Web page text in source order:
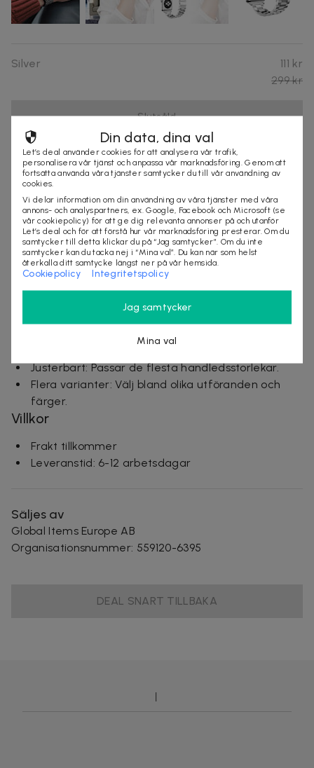
Silver
111 kr
299 kr
Slutsåld
Black
111 kr
Välj
Produktinformation
Diskret spänne: Enkelt att ta på och av.
Justerbart: Passar de flesta handledsstorlekar.
Flera varianter: Välj bland olika utföranden och
färger.
Villkor
Frakt tillkommer
Leveranstid: 6-12 arbetsdagar
Säljes av
Global Items Europe AB
Organisationsnummer: 559120-6395
DEAL SNART TILLBAKA
Din data, dina val
Let’s deal använder cookies för att analysera vår trafik,
personalisera vår tjänst och anpassa vår marknadsföring. Genom att
fortsätta använda våra tjänster samtycker du till vår användning av
cookies.
Vi delar information om din användning av våra tjänster med våra
annons- och analyspartners, ex. Google, Facebook och Microsoft (se
vår cookiepolicy) för att ge dig relevanta annonser på och utanför
Let’s deal och för att förstå hur vår marknadsföring presterar. Om du
samtycker till detta klickar du på “Jag samtycker”. Om du inte
samtycker kan du tacka nej i “Mina val”. Du kan när som helst
återkalla ditt samtycke längst ner på vår hemsida.
Cookiepolicy Integritetspolicy
Jag samtycker
Mina val